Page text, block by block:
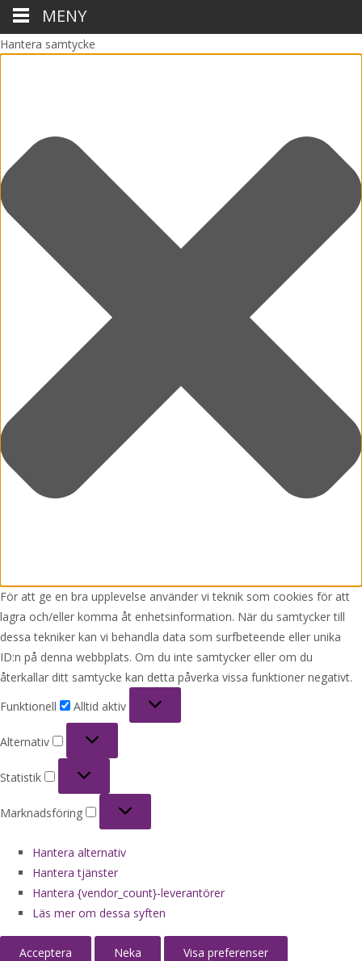
Hantera samtycke
För att ge en bra upplevelse använder vi teknik som cookies för att
lagra och/eller komma åt enhetsinformation. När du samtycker till
dessa tekniker kan vi behandla data som surfbeteende eller unika
ID:n på denna webbplats. Om du inte samtycker eller om du
återkallar ditt samtycke kan detta påverka vissa funktioner negativt.
Funktionell
Alltid aktiv
Alternativ
Statistik
Marknadsföring
Hantera alternativ
Hantera tjänster
Hantera {vendor_count}-leverantörer
Läs mer om dessa syften
Acceptera Neka Visa preferenser
MENY